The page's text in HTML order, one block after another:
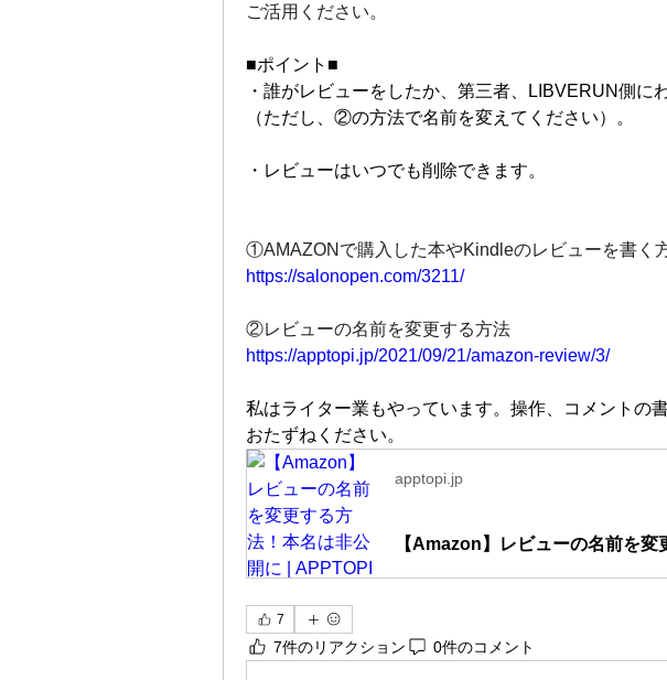
ご活用ください。
■ポイント■
・誰がレビューをしたか、第三者、LIBVERUN側に
（ただし、②の方法で名前を変えてください）。
・レビューはいつでも削除できます。
①AMAZONで購入した本やKindleのレビューを書く
https://salonopen.com/3211/
②レビューの名前を変更する方法
https://apptopi.jp/2021/09/21/amazon-review/3/
私はライター業もやっています。操作、コメントの
おたずねください。
apptopi.jp
7
7件のリアクション 0件のコメント